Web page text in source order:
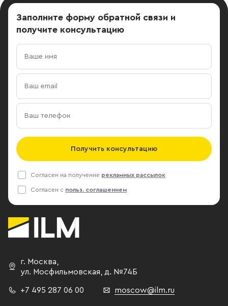
Заполните форму обратной связи и
получите консультацию
Получить консультацию
Согласен на получение рекламных рассылок
Согласен с польз. соглашением
г. Москва,
ул. Мосфильмовская, д. №74Б
+7 495 287 06 00 moscow@ilm.ru